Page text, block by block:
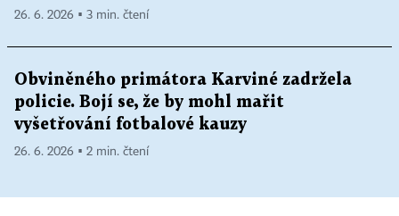
26. 6. 2026 ▪ 3 min. čtení
Obviněného primátora Karviné zadržela
policie. Bojí se, že by mohl mařit
vyšetřování fotbalové kauzy
26. 6. 2026 ▪ 2 min. čtení